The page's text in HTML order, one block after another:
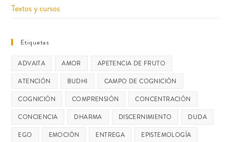
Textos y cursos
Etiquetas
ADVAITA AMOR
APETENCIA DE FRUTO
ATENCIÓN
BUDHI
CAMPO DE COGNICIÓN
COGNICIÓN
COMPRENSIÓN
CONCENTRACIÓN
CONCIENCIA
DHARMA DISCERNIMIENTO
DUDA
EGO
EMOCIÓN ENTREGA
EPISTEMOLOGÍA